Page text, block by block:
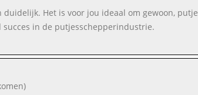
duidelijk. Het is voor jou ideaal om gewoon,
succes in de putjesschepperindustrie.